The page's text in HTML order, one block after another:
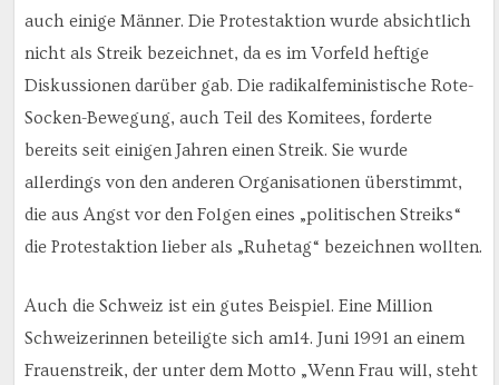
auch einige Männer. Die Protestaktion wurde absichtlich
nicht als Streik bezeichnet, da es im Vorfeld heftige
Diskussionen darüber gab. Die radikalfeministische Rote-
Socken-Bewegung, auch Teil des Komitees, forderte
bereits seit einigen Jahren einen Streik. Sie wurde
allerdings von den anderen Organisationen überstimmt,
die aus Angst vor den Folgen eines „politischen Streiks“
die Protestaktion lieber als „Ruhetag“ bezeichnen wollten.
Auch die Schweiz ist ein gutes Beispiel. Eine Million
Schweizerinnen beteiligte sich am14. Juni 1991 an einem
Frauenstreik, der unter dem Motto „Wenn Frau will, steht